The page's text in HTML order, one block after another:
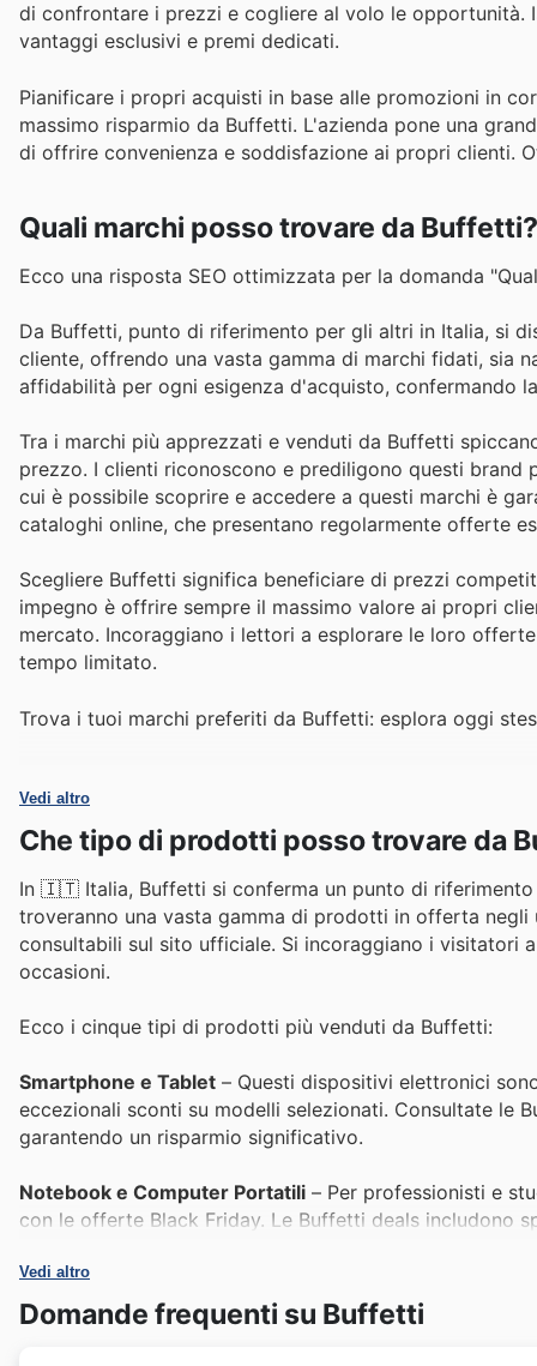
di confrontare i prezzi e cogliere al volo le opportunità.
vantaggi esclusivi e premi dedicati.
Pianificare i propri acquisti in base alle promozioni in
massimo risparmio da Buffetti. L'azienda pone una
di offrire convenienza e soddisfazione ai propri clienti.
Quali marchi posso trovare da Buffetti?
Ecco una risposta SEO ottimizzata per la domanda
Da Buffetti, punto di riferimento per gli altri in Italia, si
cliente, offrendo una vasta gamma di marchi fidati, sia
affidabilità per ogni esigenza d'acquisto, confermando
Tra i marchi più apprezzati e venduti da Buffetti
prezzo. I clienti riconoscono e prediligono questi
cui è possibile scoprire e accedere a questi marchi è
cataloghi online, che presentano regolarmente offerte
Scegliere Buffetti significa beneficiare di prezzi
impegno è offrire sempre il massimo valore ai propri
mercato. Incoraggiano i lettori a esplorare le loro
tempo limitato.
Trova i tuoi marchi preferiti da Buffetti: esplora oggi
Vedi altro
Che tipo di prodotti posso trovare da
In 🇮🇹 Italia, Buffetti si conferma un punto di riferimento
troveranno una vasta gamma di prodotti in offerta
consultabili sul sito ufficiale. Si incoraggiano i visitatori
occasioni.
Ecco i cinque tipi di prodotti più venduti da Buffetti:
Smartphone e Tablet – Questi dispositivi elettronici
eccezionali sconti su modelli selezionati. Consultate le
garantendo un risparmio significativo.
Notebook e Computer Portatili – Per professionisti e
con le offerte Black Friday. Le Buffetti deals includono
Televisori e Intrattenimento Domestico– Aggiornare il
durante i grandi saldi. Le Buffetti Black Friday sales
Vedi altro
Domande frequenti su Buffetti